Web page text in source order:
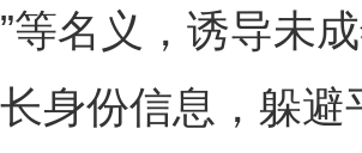
等名义，诱导未
身份信息，躲